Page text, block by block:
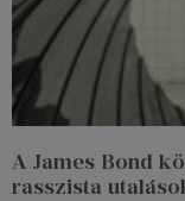
A James Bond
rasszista